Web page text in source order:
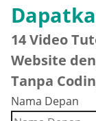
14 Video
Website
Tanpa
Nama Depan